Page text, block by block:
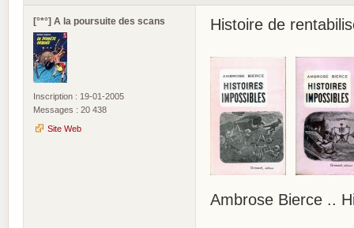
[°*°] A la poursuite des scans
Inscription : 19-01-2005
Messages : 20 438
Site Web
Histoire de
Ambrose Bierce ..